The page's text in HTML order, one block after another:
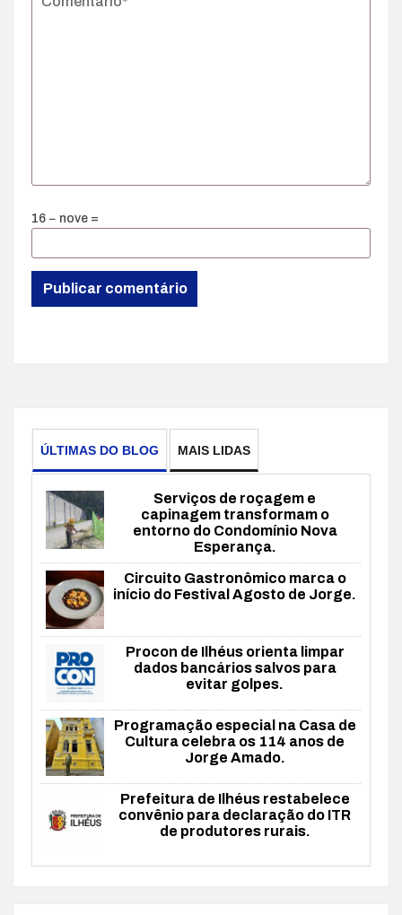
16 − nove =
ÚLTIMAS DO BLOG MAIS LIDAS
Serviços de roçagem e
capinagem transformam o
entorno do Condomínio Nova
Esperança.
Circuito Gastronômico marca o
início do Festival Agosto de Jorge.
Procon de Ilhéus orienta limpar
dados bancários salvos para
evitar golpes.
Programação especial na Casa de
Cultura celebra os 114 anos de
Jorge Amado.
Prefeitura de Ilhéus restabelece
convênio para declaração do ITR
de produtores rurais.